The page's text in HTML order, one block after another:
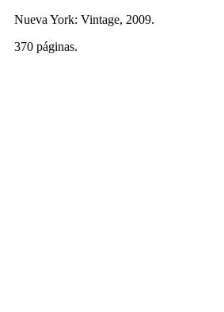
Nueva York: Vintage, 2009.
370 páginas.